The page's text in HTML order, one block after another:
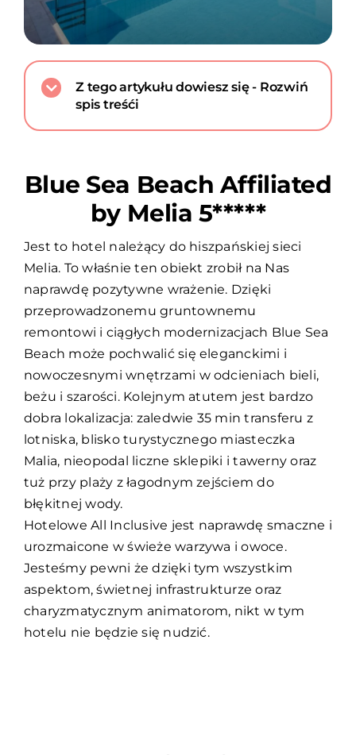
Z tego artykułu dowiesz się - Rozwiń
spis treśći
Blue Sea Beach Affiliated
by Melia 5*****
Jest to hotel należący do hiszpańskiej sieci
Melia. To właśnie ten obiekt zrobił na Nas
naprawdę pozytywne wrażenie. Dzięki
przeprowadzonemu gruntownemu
remontowi i ciągłych modernizacjach Blue Sea
Beach może pochwalić się eleganckimi i
nowoczesnymi wnętrzami w odcieniach bieli,
beżu i szarości. Kolejnym atutem jest bardzo
dobra lokalizacja: zaledwie 35 min transferu z
lotniska, blisko turystycznego miasteczka
Malia, nieopodal liczne sklepiki i tawerny oraz
tuż przy plaży z łagodnym zejściem do
błękitnej wody.
Hotelowe All Inclusive jest naprawdę smaczne i
urozmaicone w świeże warzywa i owoce.
Jesteśmy pewni że dzięki tym wszystkim
aspektom, świetnej infrastrukturze oraz
charyzmatycznym animatorom, nikt w tym
hotelu nie będzie się nudzić.